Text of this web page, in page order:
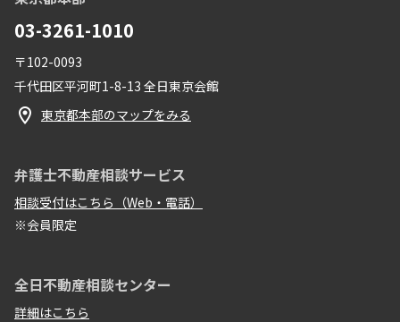
03-3261-1010
〒102-0093
千代田区平河町1-8-13 全日東京会館
東京都本部のマップをみる
弁護士不動産相談サービス
相談受付はこちら（Web・電話）
※会員限定
全日不動産相談センター
詳細はこちら